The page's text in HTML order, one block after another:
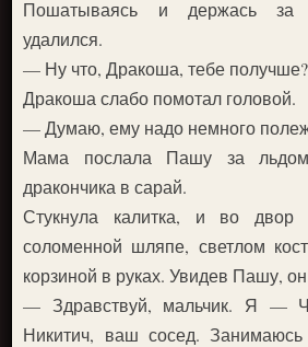
Пошатываясь и держась за
удалился.
— Ну что, Дракоша, тебе
Дракоша слабо помотал головой.
— Думаю, ему надо немного
Мама послала Пашу за
дракончика в сарай.
Стукнула калитка, и во
соломенной шляпе, светлом
корзиной в руках. Увидев Пашу,
— Здравствуй, мальчик. Я —
Никитич, ваш сосед. Занимаюсь